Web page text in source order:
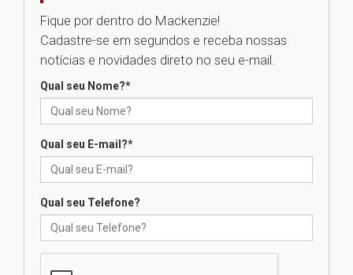
na educação dos filhos além da
escola
04.08.2026
XIII Fórum de Aprendizagem
docentes para debater
Professora do Mackenzie é
finalista do Prêmio Jabuti com
Fique por dentro do Mackenzie!
Cadastre-se em segundos e receba nossas
notícias e novidades direto no seu e-mail.
Qual seu Nome?*
Qual seu E-mail?*
Qual seu Telefone?